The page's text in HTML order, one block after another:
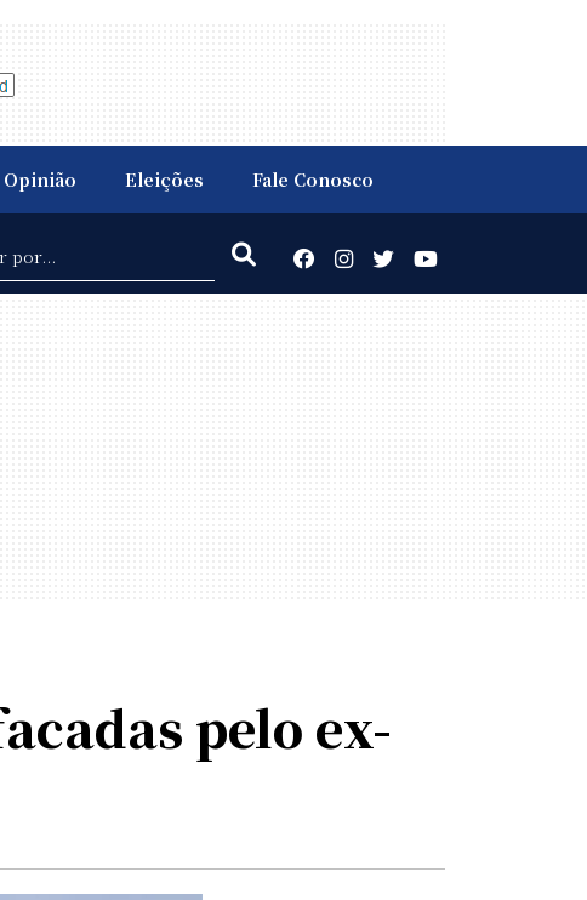
Opinião Eleições Fale Conosco
pelo ex-